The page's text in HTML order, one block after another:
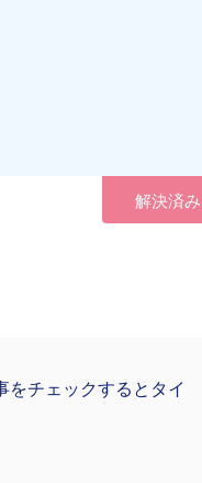
解決済み
チェックするとタイ